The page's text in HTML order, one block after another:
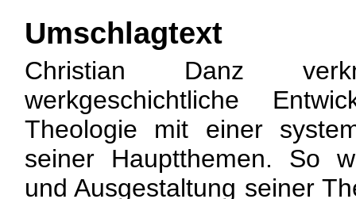
Umschlagtext
Christian Danz
werkgeschichtliche
Theologie mit einer
seiner Hauptthemen. So
und Ausgestaltung seiner